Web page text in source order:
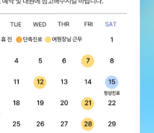
3부위 턱 갸름주사: 턱 보톡스+침샘 보톡스
85000
고 싶으면 계속 찾게 되네요 ㅎㅎ 오늘 크라이오
데 관리사 분이 꼼꼼히 머리에 앰플 닿지 않게 잘
6번째 방문
****-0471
합니다!
3755